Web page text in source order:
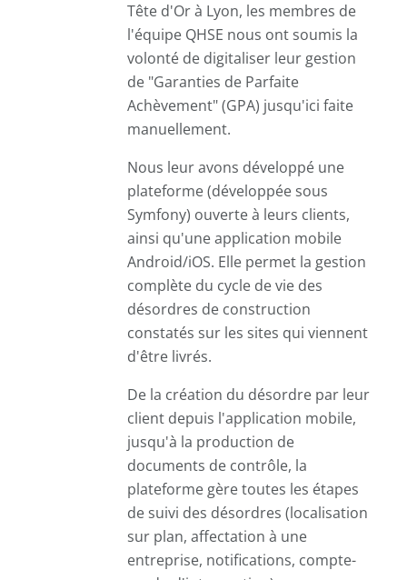
Tête d'Or à Lyon, les membres de
l'équipe QHSE nous ont soumis la
volonté de digitaliser leur gestion
de "Garanties de Parfaite
Achèvement" (GPA) jusqu'ici faite
manuellement.
Nous leur avons développé une
plateforme (développée sous
Symfony) ouverte à leurs clients,
ainsi qu'une application mobile
Android/iOS. Elle permet la gestion
complète du cycle de vie des
désordres de construction
constatés sur les sites qui viennent
d'être livrés.
De la création du désordre par leur
client depuis l'application mobile,
jusqu'à la production de
documents de contrôle, la
plateforme gère toutes les étapes
de suivi des désordres (localisation
sur plan, affectation à une
entreprise, notifications, compte-